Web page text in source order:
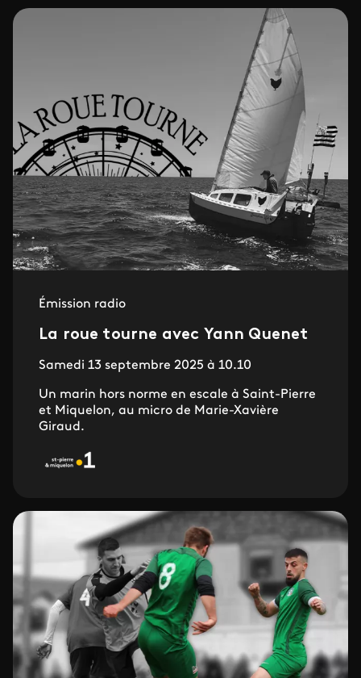
Émission radio
La roue tourne avec Yann Quenet
Samedi 13 septembre 2025 à 10.10
Un marin hors norme en escale à Saint-Pierre
et Miquelon, au micro de Marie-Xavière
Giraud.